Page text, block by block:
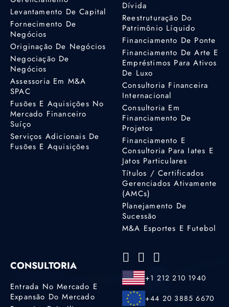
Levantamento De Capital
Fornecimento De
Negócios
Originação De Negócios
Negociação De
Negócios
Assessoria Em M&A
SPAC
Fusões E Aquisições No
Mercado Financeiro
Suíço
Serviços Adicionais De
Fusões E Aquisições
Dívida
Reestruturação Do
Patrimônio Líquido
Financiamento De Ponte
Financiamento De Arte E
Empréstimos Para Ativos
De Luxo
Consultoria Financeira
Internacional
Consultoria Em
Financiamento De
Projetos
Financiamento E
Consultoria Para Iates E
Jatos Particulares
Títulos / Certificados
Gerenciados Ativamente
(AMCs)
Planejamento De
Sucessão
M&A Esportes E Futebol
CONSULTORIA
Entrada No Mercado E
Expansão Do Mercado
+1 212 210 1940
+44 20 3885 6670